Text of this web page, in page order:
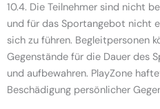
10.4. Die Teilnehmer sind nicht
und für das Sportangebot nicht
sich zu führen. Begleitpersonen
Gegenstände für die Dauer des
und aufbewahren. PlayZone
Beschädigung persönlicher